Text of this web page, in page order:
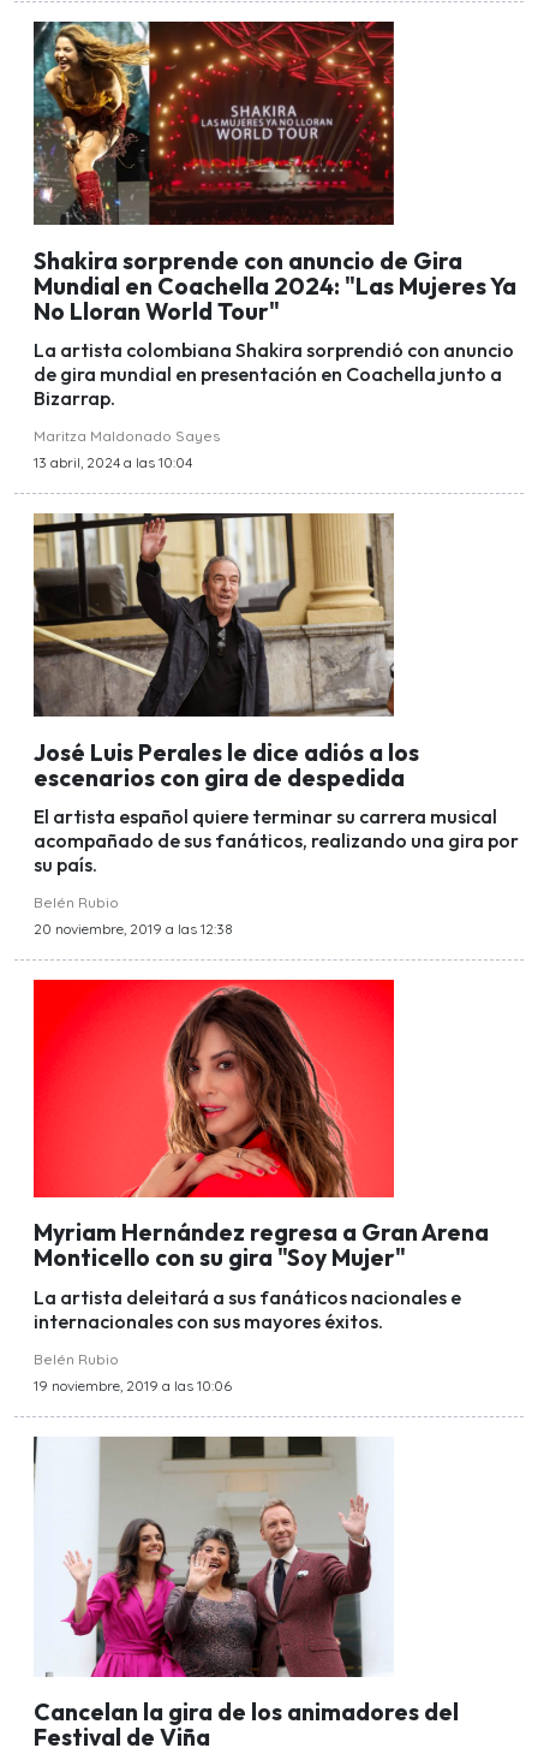
Shakira sorprende con anuncio de Gira
Mundial en Coachella 2024: "Las Mujeres Ya
No Lloran World Tour"
La artista colombiana Shakira sorprendió con anuncio
de gira mundial en presentación en Coachella junto a
Bizarrap.
Maritza Maldonado Sayes
13 abril, 2024 a las 10:04
José Luis Perales le dice adiós a los
escenarios con gira de despedida
El artista español quiere terminar su carrera musical
acompañado de sus fanáticos, realizando una gira por
su país.
Belén Rubio
20 noviembre, 2019 a las 12:38
Myriam Hernández regresa a Gran Arena
Monticello con su gira "Soy Mujer"
La artista deleitará a sus fanáticos nacionales e
internacionales con sus mayores éxitos.
Belén Rubio
19 noviembre, 2019 a las 10:06
Cancelan la gira de los animadores del
Festival de Viña